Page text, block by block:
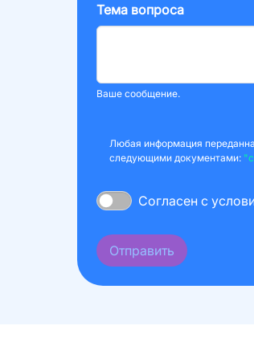
Тема вопроса
Ваше сообщение.
Любая информация
следующими документами:
Согласен с
Отправить